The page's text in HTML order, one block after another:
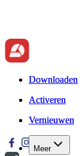
Downloaden
Activeren
Vernieuwen
Meer
Downloaden
Activeren
Vernieuwen